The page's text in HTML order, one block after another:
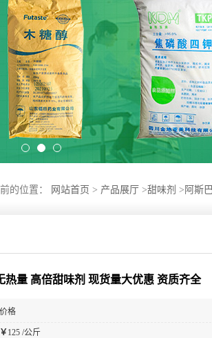
的位置： 网站首页 > 产品展厅 >甜味剂 > 阿斯
热量 高倍甜味剂 现货量大优惠 资质齐全
价格
￥ 125 /公斤